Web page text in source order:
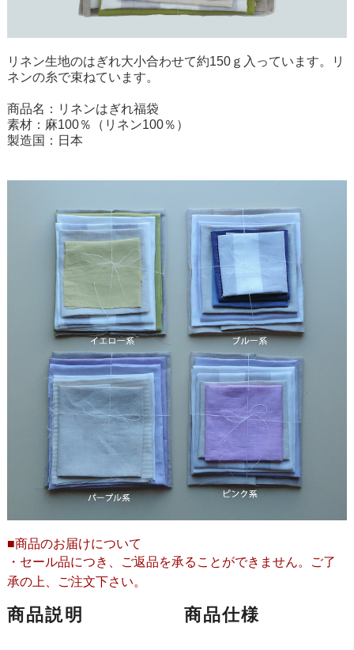
リネン生地のはぎれ大小合わせて約150ｇ入っています。リ
ネンの糸で束ねています。
商品名：リネンはぎれ福袋
素材：麻100％（リネン100％）
製造国：日本
■商品のお届けについて
・セール品につき、ご返品を承ることができません。ご了
承の上、ご注文下さい。
商品説明 商品仕様